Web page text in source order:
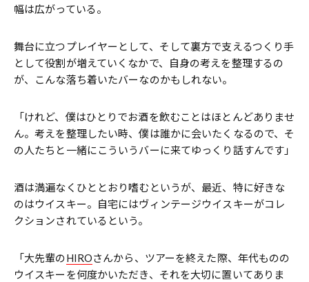
幅は広がっている。
舞台に立つプレイヤーとして、そして裏方で支えるつくり手
として役割が増えていくなかで、自身の考えを整理するの
が、こんな落ち着いたバーなのかもしれない。
「けれど、僕はひとりでお酒を飲むことはほとんどありませ
ん。考えを整理したい時、僕は誰かに会いたくなるので、そ
の人たちと一緒にこういうバーに来てゆっくり話すんです」
酒は満遍なくひととおり嗜むというが、最近、特に好きな
のはウイスキー。自宅にはヴィンテージウイスキーがコレ
クションされているという。
「大先輩のHIROさんから、ツアーを終えた際、年代ものの
ウイスキーを何度かいただき、それを大切に置いてありま